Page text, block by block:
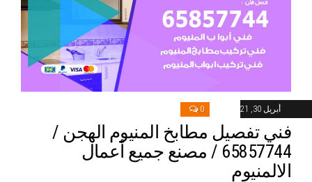
أبريل 30, 2021 0
فني تفصيل مطابخ المنيوم الهجن /
65857744 / مصنع جميع أعمال
الالمنيوم